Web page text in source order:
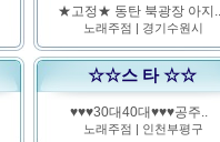
★고정★ 동탄 북광장 아지..
노래주점 | 경기수원시
☆☆스 타 ☆☆
♥♥♥30대40대♥♥♥공주..
노래주점 | 인천부평구